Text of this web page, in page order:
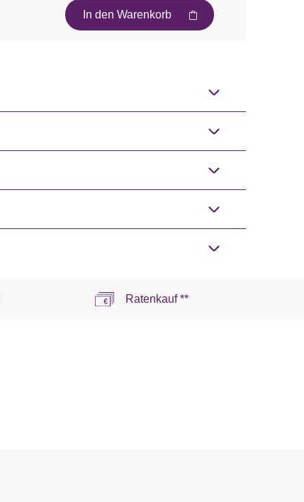
In den Warenkorb
Ratenkauf **